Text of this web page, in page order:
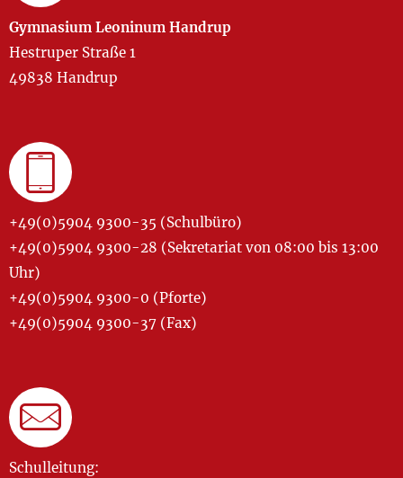
Gymnasium Leoninum Handrup
Hestruper Straße 1
49838 Handrup
+49(0)5904 9300-35 (Schulbüro)
+49(0)5904 9300-28 (Sekretariat von 08:00 bis 13:00
Uhr)
+49(0)5904 9300-0 (Pforte)
+49(0)5904 9300-37 (Fax)
Schulleitung: